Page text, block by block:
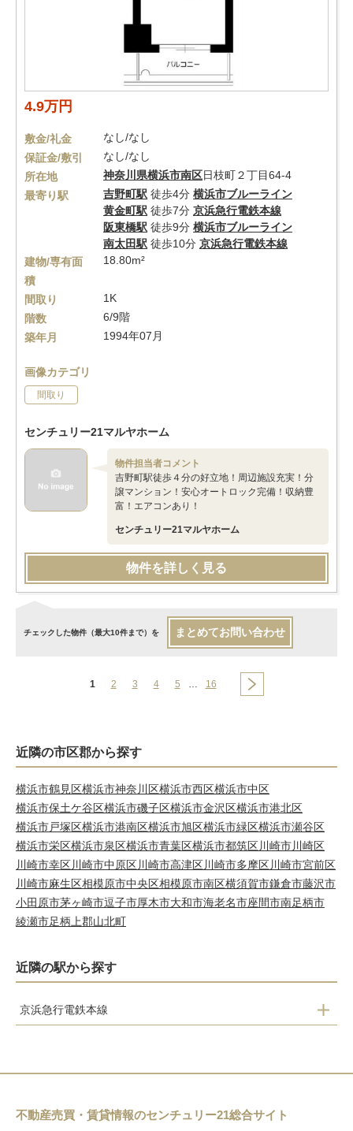
4.9万円
敷金/礼金
なし/なし
保証金/敷引
なし/なし
所在地
神奈川県横浜市南区日枝町２丁目64-4
最寄り駅
吉野町駅 徒歩4分 横浜市ブルーライン
黄金町駅 徒歩7分 京浜急行電鉄本線
阪東橋駅 徒歩9分 横浜市ブルーライン
南太田駅 徒歩10分 京浜急行電鉄本線
建物/専有面
積
18.80m²
間取り
1K
階数
6/9階
築年月
1994年07月
画像カテゴリ
間取り
センチュリー21マルヤホーム
物件担当者コメント
吉野町駅徒歩４分の好立地！周辺施設充実！分
譲マンション！安心オートロック完備！収納豊
富！エアコンあり！
センチュリー21マルヤホーム
物件を詳しく見る
チェックした物件（最大10件まで）を まとめてお問い合わせ
1 2 3 4 5 … 16
近隣の市区郡から探す
横浜市鶴見区横浜市神奈川区横浜市西区横浜市中区
横浜市保土ケ谷区横浜市磯子区横浜市金沢区横浜市港北区
横浜市戸塚区横浜市港南区横浜市旭区横浜市緑区横浜市瀬谷区
横浜市栄区横浜市泉区横浜市青葉区横浜市都筑区川崎市川崎区
川崎市幸区川崎市中原区川崎市高津区川崎市多摩区川崎市宮前区
川崎市麻生区相模原市中央区相模原市南区横須賀市鎌倉市藤沢市
小田原市茅ヶ崎市逗子市厚木市大和市海老名市座間市南足柄市
綾瀬市足柄上郡山北町
近隣の駅から探す
京浜急行電鉄本線
浦賀
不動産売買・賃貸情報のセンチュリー21総合サイト